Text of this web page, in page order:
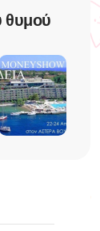
θυμού